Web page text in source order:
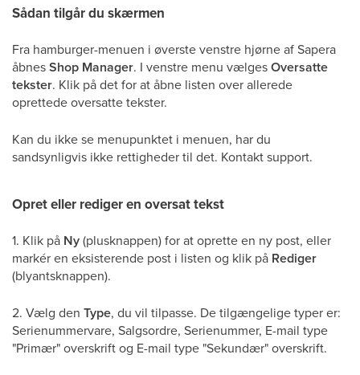
Sådan tilgår du skærmen
Fra hamburger-menuen i øverste venstre hjørne af Sapera
åbnesShop Manager. I venstre menu vælgesOversatte
tekster. Klik på det for at åbne listen over allerede
oprettede oversatte tekster.
Kan du ikke se menupunktet i menuen, har du
sandsynligvis ikke rettigheder til det. Kontakt support.
Opret eller rediger en oversat tekst
1. Klik på Ny(plusknappen) for at oprette en ny post, eller
markér en eksisterende post i listen og klik på Rediger
(blyantsknappen).
2. Vælg den Type, du vil tilpasse. De tilgængelige typer er:
Serienummervare, Salgsordre, Serienummer, E-mail type
"Primær" overskrift og E-mail type "Sekundær" overskrift.